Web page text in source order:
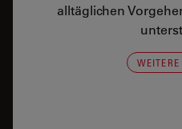
alltäglichen